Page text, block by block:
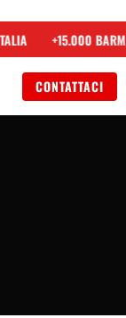
+15.000
CONTATTACI